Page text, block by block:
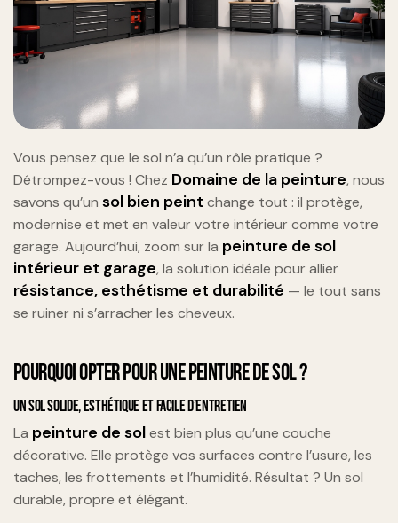
Vous pensez que le sol n’a qu’un rôle pratique ?
Détrompez-vous ! Chez Domaine de la peinture, nous
savons qu’un sol bien peint change tout : il protège,
modernise et met en valeur votre intérieur comme votre
garage. Aujourd’hui, zoom sur la peinture de sol
intérieur et garage, la solution idéale pour allier
résistance, esthétisme et durabilité — le tout sans
se ruiner ni s’arracher les cheveux.
POURQUOI OPTER POUR UNE PEINTURE DE SOL ?
UN SOL SOLIDE, ESTHÉTIQUE ET FACILE D’ENTRETIEN
La peinture de solest bien plus qu’une couche
décorative. Elle protège vos surfaces contre l’usure, les
taches, les frottements et l’humidité. Résultat ? Un sol
durable, propre et élégant.